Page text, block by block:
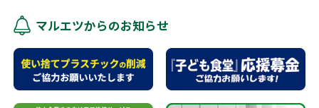
マルエツからのお知らせ